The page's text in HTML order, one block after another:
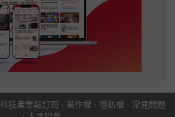
科技產業報訂閱 · 著作權 · 隱私權 · 常見問題